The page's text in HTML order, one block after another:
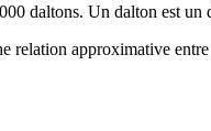
daltons. Un dalton est
relation approximative